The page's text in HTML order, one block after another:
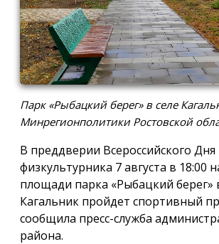
Парк «Рыбацкий берег» в селе
Минрегионполитики Ростовской
В преддверии Всероссийского Дня
физкультурника 7 августа в 18:00
площади парка «Рыбацкий берег»
Кагальник пройдет спортивный
сообщила пресс-служба
района.